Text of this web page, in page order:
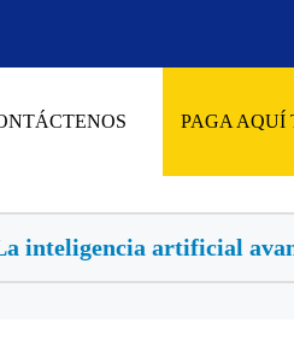
PAGA AQUÍ
inteligencia artificial